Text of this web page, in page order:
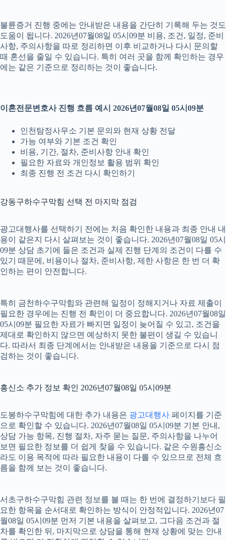
불륜증거 진행 중에는 안내받은 내용을 간단히 기록해 두는 것도
도움이 됩니다. 2026년07월08일 05시09분 비용, 조건, 일정, 준비
사항, 주의사항을 따로 정리하면 이후 비교하거나 다시 문의할
때 혼선을 줄일 수 있습니다. 특히 여러 곳을 함께 확인하는 경우
에는 같은 기준으로 정리하는 것이 좋습니다.
이혼전문변호사 진행 흐름 예시 2026년07월08일 05시09분
인천탐정사무소 기본 문의와 현재 상황 전달
가능 여부와 기본 조건 확인
비용, 기간, 절차, 준비사항 안내 확인
필요한 자료와 개인정보 활용 범위 확인
최종 진행 전 조건 다시 확인하기
강동구하수구막힘 선택 전 마지막 점검
광고대행사를 선택하기 전에는 처음 확인한 내용과 최종 안내 내
용이 같은지 다시 살펴보는 것이 좋습니다. 2026년07월08일 05시
09분 상담 초기에 들은 조건과 실제 진행 단계의 조건이 다를 수
있기 때문에, 비용이나 절차, 준비사항, 제한 사항은 한 번 더 확
인하는 편이 안전합니다.
특히 금천하수구막힘와 관련해 일정이 정해지거나 자료 제출이
필요한 경우에는 진행 전 확인이 더 중요합니다. 2026년07월08일
05시09분 필요한 자료가 빠지면 일정이 늦어질 수 있고, 조건을
제대로 확인하지 않으면 예상하지 못한 불편이 생길 수 있습니
다. 따라서 최종 단계에서는 안내받은 내용을 기준으로 다시 점
검하는 것이 좋습니다.
흥신소 추가 정보 확인 2026년07월08일 05시09분
도봉하수구막힘에 대한 추가 내용은 광고대행사 페이지를 기준
으로 확인할 수 있습니다. 2026년07월08일 05시09분 기본 안내,
상담 가능 항목, 진행 절차, 자주 묻는 질문, 주의사항을 나누어
보면 필요한 정보를 더 쉽게 찾을 수 있습니다. 같은 수원흥신소
라도 이용 목적에 따라 필요한 내용이 다를 수 있으므로 전체 흐
름을 함께 보는 것이 좋습니다.
서초구하수구막힘 관련 정보를 볼 때는 한 번에 결정하기보다 필
요한 항목을 순서대로 확인하는 방식이 안정적입니다. 2026년07
월08일 05시09분 먼저 기본 내용을 살펴보고, 그다음 조건과 절
차를 확인한 뒤, 마지막으로 상담을 통해 현재 상황에 맞는 안내